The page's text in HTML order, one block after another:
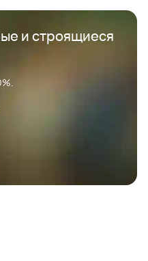
и строящиеся